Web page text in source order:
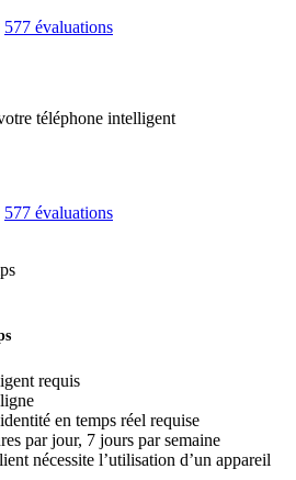
577 évaluations
téléphone intelligent
577 évaluations
requis
en temps réel requise
par jour, 7 jours par semaine
nécessite l’utilisation d’un appareil